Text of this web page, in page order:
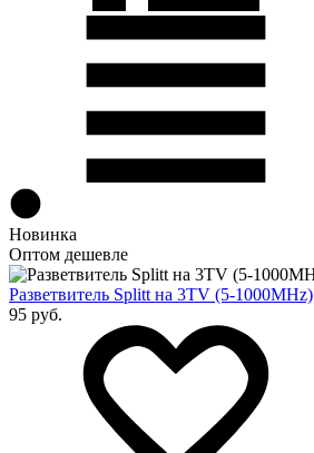
Новинка
Оптом дешевле
Разветвитель Splitt на 3TV (5-1000MHz)
95 руб.